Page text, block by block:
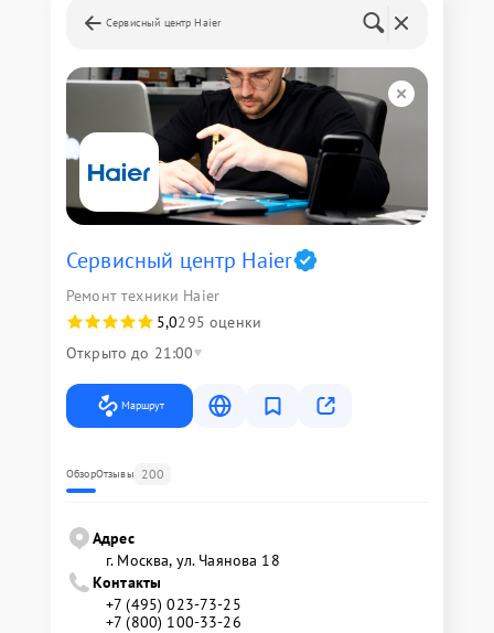
Сервисный центр Haier
Сервисный центр Haier
Ремонт техники Haier
5,0295 оценки
Открыто до 21:00
Маршрут
ОбзорОтзывы 200
Адрес
г. Москва, ул. Чаянова 18
Контакты
+7 (495) 023-73-25
+7 (800) 100-33-26